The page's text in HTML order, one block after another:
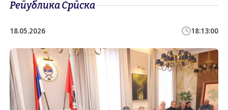
Република Српска
18.05.2026 18:13:00